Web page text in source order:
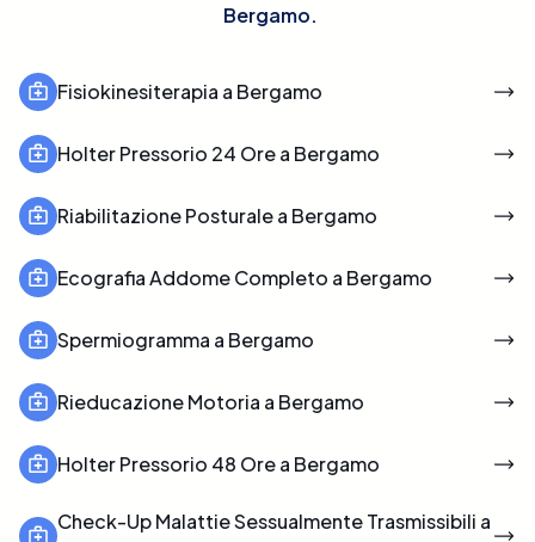
Bergamo.
Fisiokinesiterapia a Bergamo
Holter Pressorio 24 Ore a Bergamo
Riabilitazione Posturale a Bergamo
Ecografia Addome Completo a Bergamo
Spermiogramma a Bergamo
Rieducazione Motoria a Bergamo
Holter Pressorio 48 Ore a Bergamo
Check-Up Malattie Sessualmente Trasmissibili a